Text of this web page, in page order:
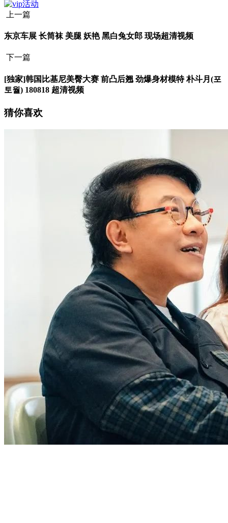
上一篇
东京车展 长筒袜 美腿 妖艳 黑白兔女郎 现场超清视频
下一篇
[独家]韩国比基尼美臀大赛 前凸后翘 劲爆身材模特 朴斗月(포
토월) 180818 超清视频
猜你喜欢